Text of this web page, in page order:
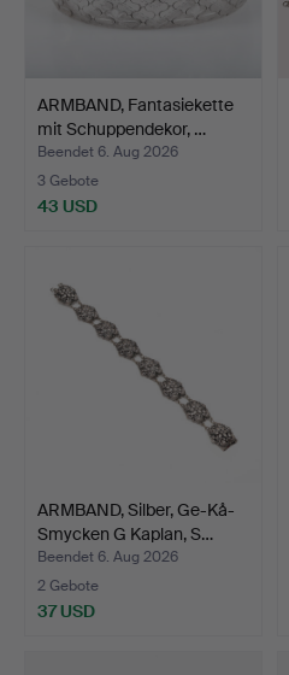
ARMBAND, Fantasiekette
mit Schuppendekor, …
Beendet 6. Aug 2026
3 Gebote
43 USD
ARMBAND, Silber, Ge-Kå-
Smycken G Kaplan, S…
Beendet 6. Aug 2026
2 Gebote
37 USD